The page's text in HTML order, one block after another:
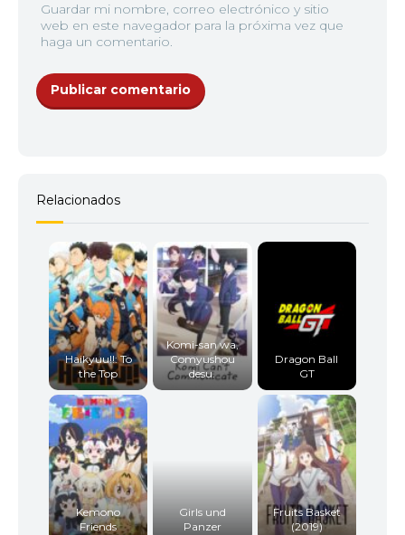
Guardar mi nombre, correo electrónico y sitio
web en este navegador para la próxima vez que
haga un comentario.
Relacionados
Haikyuu!!: To
the Top
Komi-san wa,
Comyushou
desu.
Dragon Ball
GT
Kemono
Friends
Girls und
Panzer
Fruits Basket
(2019)